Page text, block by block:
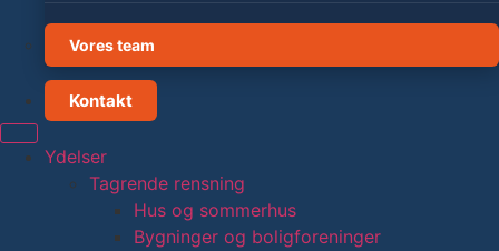
Vores team
Kontakt
Ydelser
Tagrende rensning
Hus og sommerhus
Bygninger og boligforeninger